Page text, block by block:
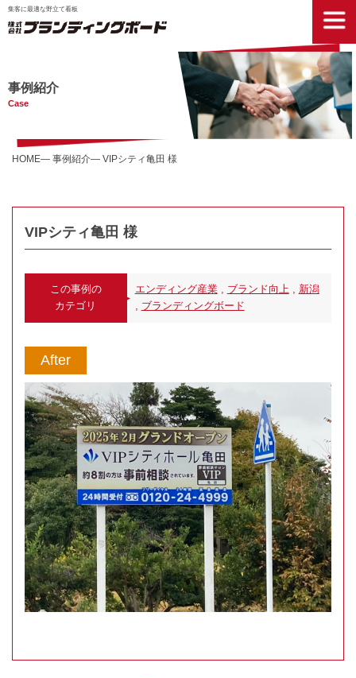
集客に最適な野立て看板
事例紹介
Case
HOME 事例紹介 VIPシティ亀田 様
VIPシティ亀田 様
この事例の
カテゴリ
エンディング産業, ブランド向上
新潟
ブランディングボード
After